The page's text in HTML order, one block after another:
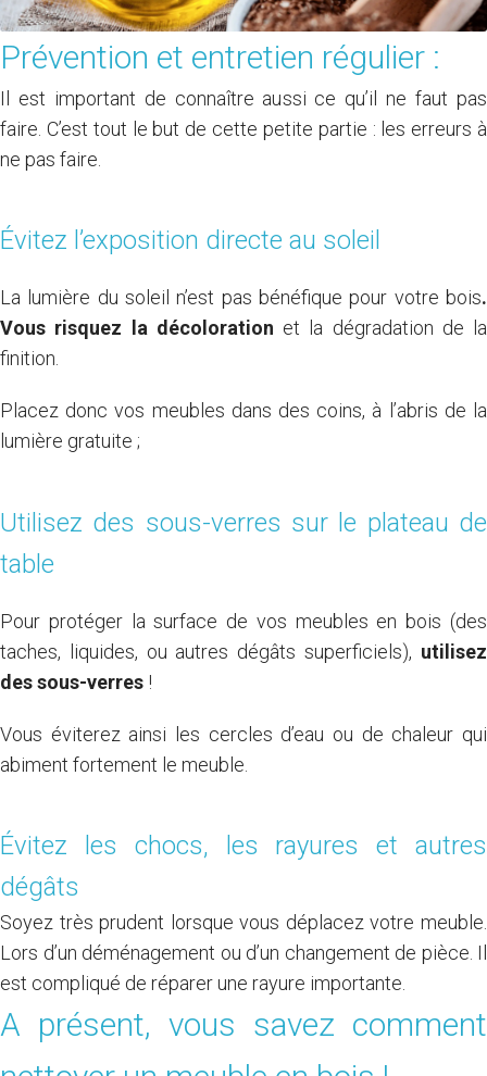
Prévention et entretien régulier :
Il est important de connaître aussi ce qu’il ne faut pas
faire. C’est tout le but de cette petite partie : les erreurs à
ne pas faire.
Évitez l’exposition directe au soleil
La lumière du soleil n’est pas bénéfique pour votre bois.
Vous risquez la décoloration et la dégradation de la
finition.
Placez donc vos meubles dans des coins, à l’abris de la
lumière gratuite ;
Utilisez des sous-verres sur le plateau de
table
Pour protéger la surface de vos meubles en bois (des
taches, liquides, ou autres dégâts superficiels), utilisez
des sous-verres !
Vous éviterez ainsi les cercles d’eau ou de chaleur qui
abiment fortement le meuble.
Évitez les chocs, les rayures et autres
dégâts
Soyez très prudent lorsque vous déplacez votre meuble.
Lors d’un déménagement ou d’un changement de pièce. Il
est compliqué de réparer une rayure importante.
A présent, vous savez comment